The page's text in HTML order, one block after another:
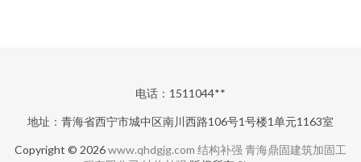
电话：1511044**
地址：青海省西宁市城中区南川西路106号1号楼1单元1163室
Copyright © 2026www.qhdgjg.com 结构补强 青海鼎固建筑加固工